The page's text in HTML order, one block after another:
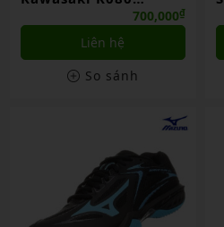
Trắng/xanh Dương
700,000₫
Liên hệ
So sánh